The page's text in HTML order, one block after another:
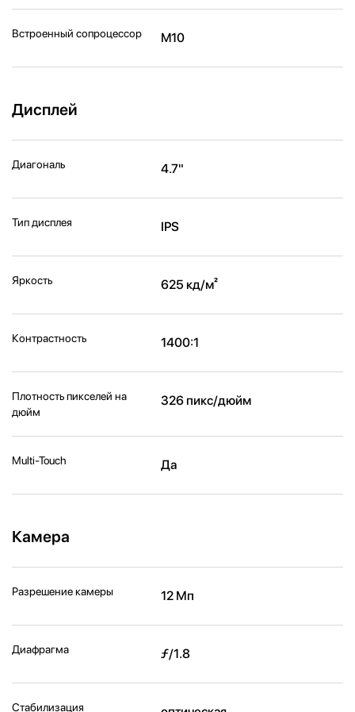
Встроенный сопроцессор M10
Дисплей
Диагональ 4.7"
Тип дисплея IPS
Яркость 625 кд/м²
Контрастность 1400:1
Плотность пикселей на
дюйм
326 пикс/дюйм
Multi-Touch Да
Камера
Разрешение камеры 12 Мп
Диафрагма ƒ/1.8
Стабилизация